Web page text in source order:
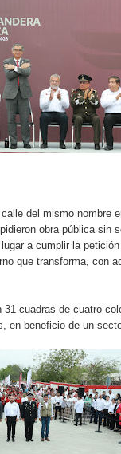
del mismo nombre
obra pública sin
a cumplir la
que transforma, con
cuadras de cuatro
en beneficio de un